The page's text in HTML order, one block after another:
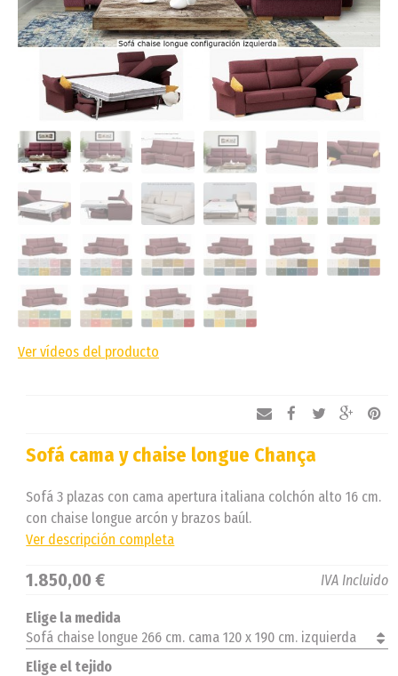
Ver vídeos del producto
Sofá cama y chaise longue Chança
Sofá 3 plazas con cama apertura italiana colchón alto 16 cm.
con chaise longue arcón y brazos baúl.
Ver descripción completa
1.850,00 € IVA Incluido
Elige la medida
Sofá chaise longue 266 cm. cama 120 x 190 cm. izquierda
Elige el tejido